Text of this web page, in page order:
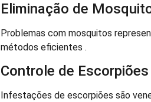
Eliminação de
Problemas com mosquitos
métodos eficientes .
Controle de Escorpiões
Infestações de escorpiões são